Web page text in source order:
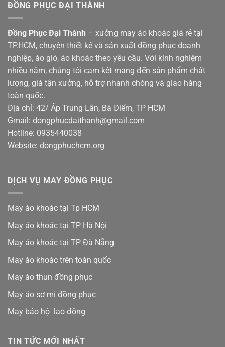
ĐỒNG PHỤC ĐẠI THÀNH
Đồng Phục Đại Thành – xưởng may áo khoác giá rẻ tại
TP.HCM, chuyên thiết kế và sản xuất đồng phục doanh
nghiệp, áo gió, áo khoác theo yêu cầu. Với kinh nghiệm
nhiều năm, chúng tôi cam kết mang đến sản phẩm chất
lượng, giá tận xưởng, hỗ trợ nhanh chóng và giao hàng
toàn quốc.
Địa chỉ: 42/ Ấp Trung Lân, Bà Điểm, TP HCM
Gmail: dongphucdaithanh@gmail.com
Hotline: 0935440038
Website: dongphuchcm.org
DỊCH VỤ MAY ĐỒNG PHỤC
May áo khoác tại Tp HCM
May áo khoác tại TP Hà Nội
May áo khoác tại TP Đà Nẵng
May áo khoác trên toàn quốc
May áo thun đồng phục
May áo sơ mi đồng phục
May bảo hộ lao động
TIN TỨC MỚI NHẤT